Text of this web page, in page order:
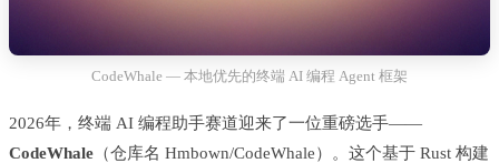
CodeWhale — 本地优先的终端 AI 编程 Agent 框架
2026年，终端 AI 编程助手赛道迎来了一位重磅选手——
CodeWhale （仓库名 Hmbown/CodeWhale）。这个基于 Rust 构建